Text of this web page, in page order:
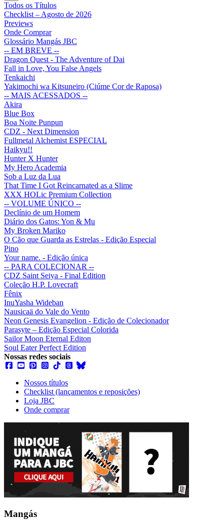
Todos os Títulos
Checklist – Agosto de 2026
Previews
Onde Comprar
Glossário Mangás JBC
-- EM BREVE --
Dragon Quest - The Adventure of Dai
Fall in Love, You False Angels
Tenkaichi
Yakimochi wa Kitsuneiro (Ciúme Cor de Raposa)
-- MAIS ACESSADOS --
Akira
Blue Box
Boa Noite Punpun
CDZ - Next Dimension
Fullmetal Alchemist ESPECIAL
Haikyu!!
Hunter X Hunter
My Hero Academia
Sob a Luz da Lua
That Time I Got Reincarnated as a Slime
XXX HOLic Premium Collection
-- VOLUME ÚNICO --
Declínio de um Homem
Diário dos Gatos: Yon & Mu
My Broken Mariko
O Cão que Guarda as Estrelas - Edição Especial
Pino
Your name. - Edição única
-- PARA COLECIONAR --
CDZ Saint Seiya - Final Edition
Coleção H.P. Lovecraft
Fênix
InuYasha Wideban
Nausicaä do Vale do Vento
Neon Genesis Evangelion - Edição de Colecionador
Parasyte – Edição Especial Colorida
Sailor Moon Eternal Editon
Soul Eater Perfect Edition
Nossas redes sociais
Nossos títulos
Checklist (lançamentos e reposições)
Loja JBC
Onde comprar
Mangás